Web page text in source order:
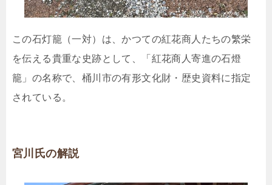
この石灯籠（一対）は、かつての紅花商人たちの繁栄
を伝える貴重な史跡として、「紅花商人寄進の石燈
籠」の名称で、桶川市の有形文化財・歴史資料に指定
されている。
宮川氏の解説